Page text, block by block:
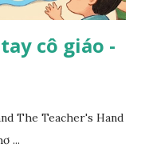
cô giáo -
The Teacher's Hand
...